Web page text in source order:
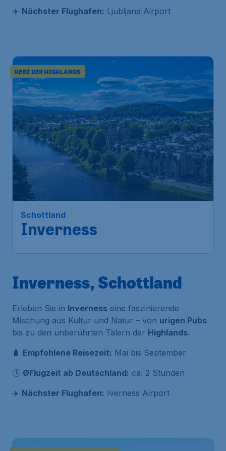
✈️ Nächster Flughafen: Ljubljana Airport
HERZ DER HIGHLANDS
Schottland
Inverness
€
196*
ab
Inverness, Schottland
Erleben Sie in Inverness eine faszinierende
Mischung aus Kultur und Natur – von urigen Pubs
bis zu den unberührten Tälern der Highlands.
🧳 Empfohlene Reisezeit: Mai bis September
🕓 ØFlugzeit ab Deutschland: ca. 2 Stunden
✈️ Nächster Flughafen: Iverness Airport